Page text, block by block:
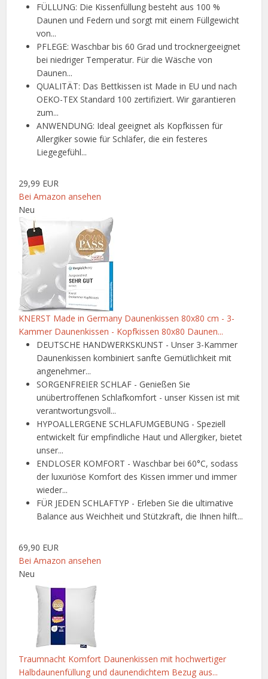
FÜLLUNG: Die Kissenfüllung besteht aus 100 %
Daunen und Federn und sorgt mit einem Füllgewicht
von...
PFLEGE: Waschbar bis 60 Grad und trocknergeeignet
bei niedriger Temperatur. Für die Wäsche von
Daunen...
QUALITÄT: Das Bettkissen ist Made in EU und nach
OEKO-TEX Standard 100 zertifiziert. Wir garantieren
zum...
ANWENDUNG: Ideal geeignet als Kopfkissen für
Allergiker sowie für Schläfer, die ein festeres
Liegegefühl...
29,99 EUR
Bei Amazon ansehen
Neu
KNERST Made in Germany Daunenkissen 80x80 cm - 3-
Kammer Daunenkissen - Kopfkissen 80x80 Daunen...
DEUTSCHE HANDWERKSKUNST - Unser 3-Kammer
Daunenkissen kombiniert sanfte Gemütlichkeit mit
angenehmer...
SORGENFREIER SCHLAF - Genießen Sie
unübertroffenen Schlafkomfort - unser Kissen ist mit
verantwortungsvoll...
HYPOALLERGENE SCHLAFUMGEBUNG - Speziell
entwickelt für empfindliche Haut und Allergiker, bietet
unser...
ENDLOSER KOMFORT - Waschbar bei 60°C, sodass
der luxuriöse Komfort des Kissen immer und immer
wieder...
FÜR JEDEN SCHLAFTYP - Erleben Sie die ultimative
Balance aus Weichheit und Stützkraft, die Ihnen hilft...
69,90 EUR
Bei Amazon ansehen
Neu
Traumnacht Komfort Daunenkissen mit hochwertiger
Halbdaunenfüllung und daunendichtem Bezug aus...